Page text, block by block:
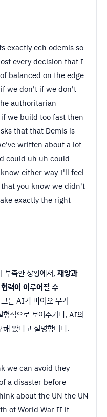
exactly ech odemis so
every decision that I
balanced on the edge
we don't if we don't
authoritarian
we build too fast then
that that Demis is
written about a lot
could uh uh could
either way I'll feel
you know we didn't
exactly the right
부족한 상황에서, 재앙과
력이 이루어질 수
는 AI가 바이오 무기
험적으로 보여주거나, AI의
왔다고 설명합니다.
we can avoid they
a disaster before
about the UN the UN
of World War II it